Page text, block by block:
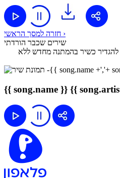
חזרה למסך הראשי ›
שירים שכבר הורדתי
כשיר בהמתנה מחדש ללא
{{ song.name }} {{